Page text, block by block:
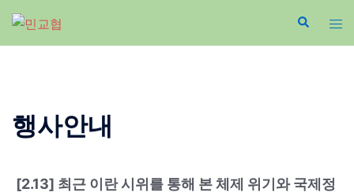
Skip
content
행사안내
[2.13] 최근 이란 시위를 통해 본 체제 위기와 국제정